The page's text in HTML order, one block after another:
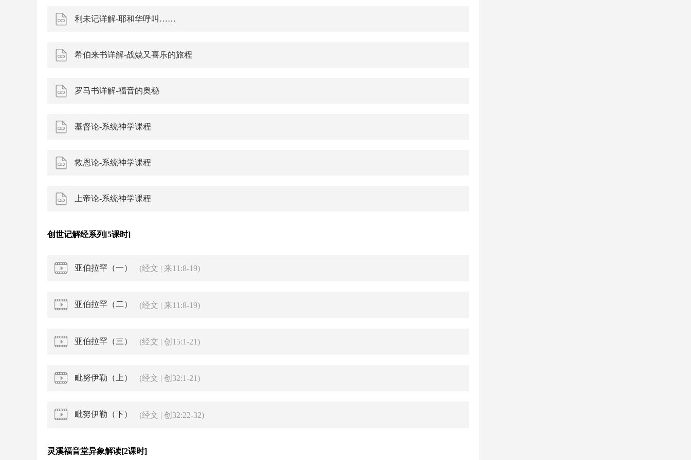
利未记详解-耶和华呼叫……
希伯来书详解-战兢又喜乐的旅程
罗马书详解-福音的奥秘
基督论-系统神学课程
救恩论-系统神学课程
上帝论-系统神学课程
创世记解经系列[5课时]
亚伯拉罕（一） (经文 | 来11:8-19)
亚伯拉罕（二） (经文 | 来11:8-19)
亚伯拉罕（三） (经文 | 创15:1-21)
毗努伊勒（上） (经文 | 创32:1-21)
毗努伊勒（下） (经文 | 创32:22-32)
灵溪福音堂异象解读[2课时]